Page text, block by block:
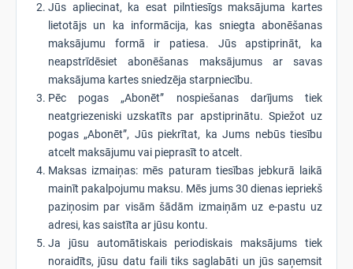
Jūs apliecinat, ka esat pilntiesīgs maksājuma kartes
lietotājs un ka informācija, kas sniegta abonēšanas
maksājumu formā ir patiesa. Jūs apstiprināt, ka
neapstrīdēsiet abonēšanas maksājumus ar savas
maksājuma kartes sniedzēja starpniecību.
Pēc pogas „Abonēt” nospiešanas darījums tiek
neatgriezeniski uzskatīts par apstiprinātu. Spiežot uz
pogas „Abonēt”, Jūs piekrītat, ka Jums nebūs tiesību
atcelt maksājumu vai pieprasīt to atcelt.
Maksas izmaiņas: mēs paturam tiesības jebkurā laikā
mainīt pakalpojumu maksu. Mēs jums 30 dienas iepriekš
paziņosim par visām šādām izmaiņām uz e-pastu uz
adresi, kas saistīta ar jūsu kontu.
Ja jūsu automātiskais periodiskais maksājums tiek
noraidīts, jūsu datu faili tiks saglabāti un jūs saņemsit